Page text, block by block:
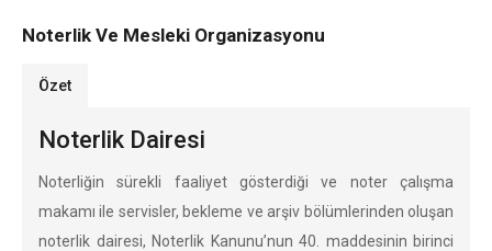
Noterlik Ve Mesleki Organizasyonu
Özet
Noterlik Dairesi
Noterliğin sürekli faaliyet gösterdiği ve noter çalışma
makamı ile servisler, bekleme ve arşiv bölümlerinden oluşan
noterlik dairesi, Noterlik Kanunu’nun 40. maddesinin birinci